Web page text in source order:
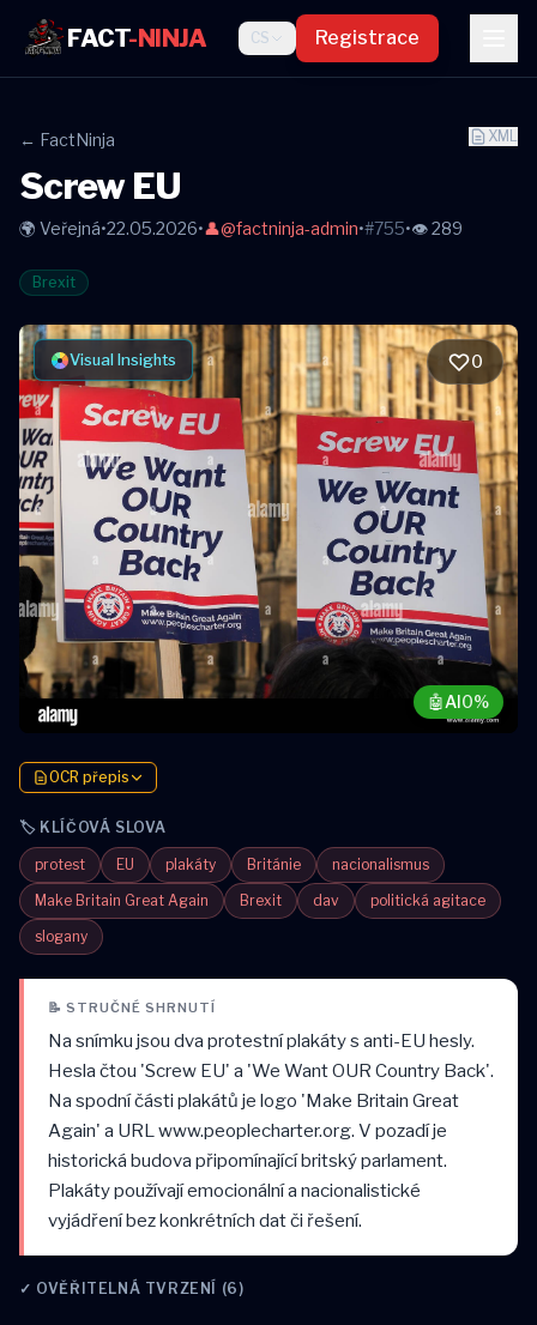
FACT-NINJA CS Registrace
← FactNinja XML
Screw EU
🌍 Veřejná•22.05.2026•👤@factninja-admin•#755•👁 289
Brexit
Visual Insights 0
🤖AI0%
OCR přepis
🏷️ KLÍČOVÁ SLOVA
protest EU plakáty Británie
nacionalismus
Make Britain Great Again
Brexit dav
politická agitace
slogany
📝 STRUČNÉ SHRNUTÍ
Na snímku jsou dva protestní plakáty s anti-EU hesly.
Hesla čtou 'Screw EU' a 'We Want OUR Country Back'.
Na spodní části plakátů je logo 'Make Britain Great
Again' a URL www.peoplecharter.org. V pozadí je
historická budova připomínající britský parlament.
Plakáty používají emocionální a nacionalistické
vyjádření bez konkrétních dat či řešení.
✓ OVĚŘITELNÁ TVRZENÍ (6)